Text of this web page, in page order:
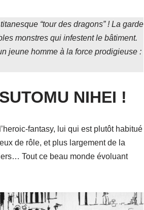
“tour des dragons” ! La garde
monstres qui infestent le bâtiment.
jeune homme à la force prodigieuse :
NIHEI !
fantasy, lui qui est plutôt habitué
de rôle, et plus largement de la
Tout ce beau monde évoluant